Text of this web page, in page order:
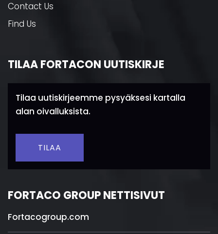
Contact Us
Find Us
TILAA FORTACON UUTISKIRJE
Tilaa uutiskirjeemme pysyäksesi kartalla
alan oivalluksista.
TILAA
FORTACO GROUP NETTISIVUT
Fortacogroup.com